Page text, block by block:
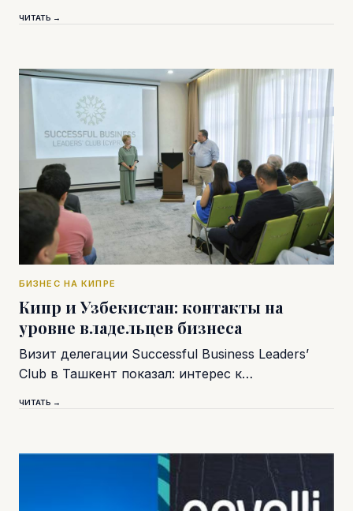
ЧИТАТЬ →
БИЗНЕС НА КИПРЕ
Кипр и Узбекистан: контакты на
уровне владельцев бизнеса
Визит делегации Successful Business Leaders’
Club в Ташкент показал: интерес к…
ЧИТАТЬ →